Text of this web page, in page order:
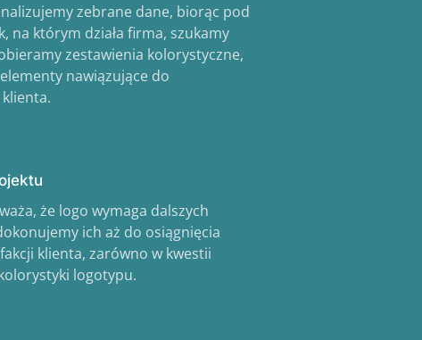
zebrane dane, biorąc pod
na którym działa firma, szukamy
zestawienia kolorystyczne,
nawiązujące do
klienta.
że logo wymaga dalszych
ich aż do osiągnięcia
klienta, zarówno w kwestii
logotypu.